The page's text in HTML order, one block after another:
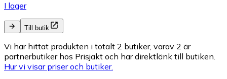
I lager
Till butik
Vi har hittat produkten i totalt 2 butiker, varav 2 är
partnerbutiker hos Prisjakt och har direktlänk till butiken.
Hur vi visar priser och butiker.